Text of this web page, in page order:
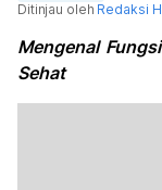
Ditinjau oleh Redaksi
Mengenal
Sehat